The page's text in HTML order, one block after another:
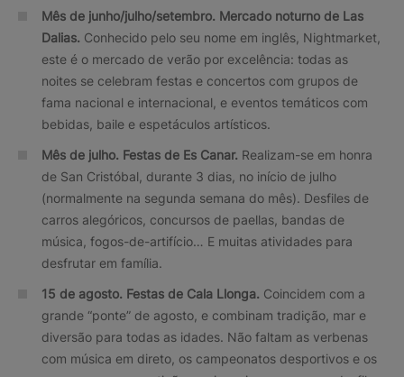
Mês de junho/julho/setembro. Mercado noturno de Las
Dalias. Conhecido pelo seu nome em inglês, Nightmarket,
este é o mercado de verão por excelência: todas as
noites se celebram festas e concertos com grupos de
fama nacional e internacional, e eventos temáticos com
bebidas, baile e espetáculos artísticos.
Mês de julho. Festas de Es Canar. Realizam-se em honra
de San Cristóbal, durante 3 dias, no início de julho
(normalmente na segunda semana do mês). Desfiles de
carros alegóricos, concursos de paellas, bandas de
música, fogos-de-artifício… E muitas atividades para
desfrutar em família.
15 de agosto. Festas de Cala Llonga. Coincidem com a
grande “ponte” de agosto, e combinam tradição, mar e
diversão para todas as idades. Não faltam as verbenas
com música em direto, os campeonatos desportivos e os